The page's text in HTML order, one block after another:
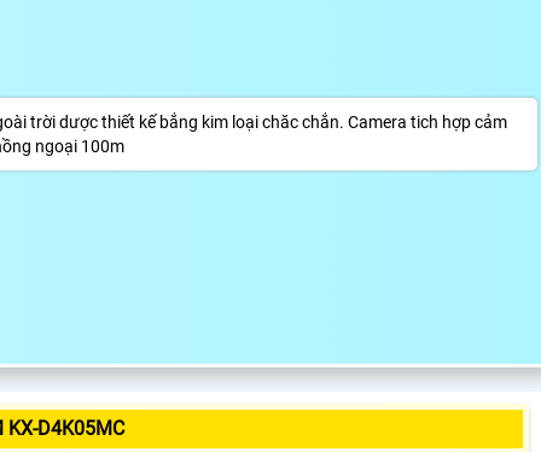
trời dược thiết kế bắng kim loại chăc chắn. Camera tich hợp cảm
ngoại 100m
KX-D4K05MC